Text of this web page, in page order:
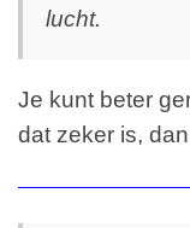
lucht.
Je kunt beter
dat zeker is,